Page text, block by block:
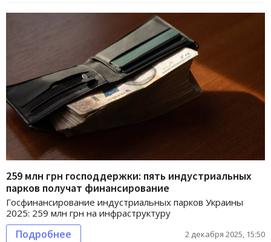
259 млн грн господдержки: пять индустриальных
парков получат финансирование
Госфинансирование индустриальных парков Украины
2025: 259 млн грн на инфраструктуру
Подробнее 2 декабря 2025, 15:50